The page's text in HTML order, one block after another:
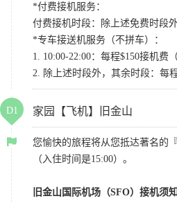
*付费接机服务：
付费接机时段：除上述免费时段
*专车接送机服务（不拼车）：
1. 10:00-22:00：每程$150接机
2. 除上述时段外，其余时段：每
D1 家园【飞机】旧金山
您愉快的旅程将从您抵达著名的
（入住时间是15:00）。
旧金山国际机场（SFO）接机须